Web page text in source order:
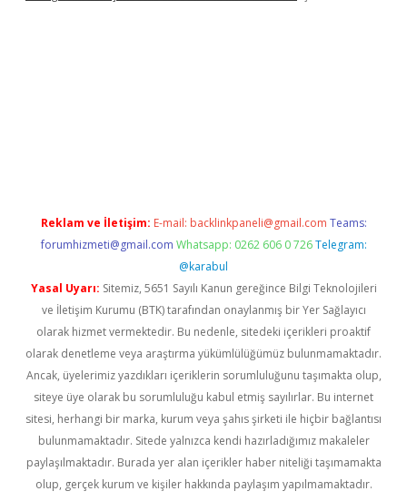
Reklam ve İletişim: E-mail: backlinkpaneli@gmail.com Teams:
forumhizmeti@gmail.com Whatsapp: 0262 606 0 726 Telegram:
@karabul
Yasal Uyarı: Sitemiz, 5651 Sayılı Kanun gereğince Bilgi Teknolojileri
ve İletişim Kurumu (BTK) tarafından onaylanmış bir Yer Sağlayıcı
olarak hizmet vermektedir. Bu nedenle, sitedeki içerikleri proaktif
olarak denetleme veya araştırma yükümlülüğümüz bulunmamaktadır.
Ancak, üyelerimiz yazdıkları içeriklerin sorumluluğunu taşımakta olup,
siteye üye olarak bu sorumluluğu kabul etmiş sayılırlar. Bu internet
sitesi, herhangi bir marka, kurum veya şahıs şirketi ile hiçbir bağlantısı
bulunmamaktadır. Sitede yalnızca kendi hazırladığımız makaleler
paylaşılmaktadır. Burada yer alan içerikler haber niteliği taşımamakta
olup, gerçek kurum ve kişiler hakkında paylaşım yapılmamaktadır.